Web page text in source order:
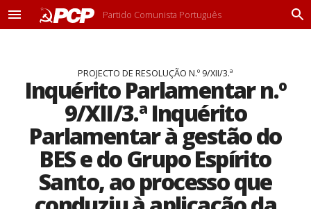
M
Partido Comunista Português
P
PROJECTO DE RESOLUÇÃO N.º 9/XII/3.ª
Inquérito Parlamentar n.º
9/XII/3.ª Inquérito
Parlamentar à gestão do
BES e do Grupo Espírito
Santo, ao processo que